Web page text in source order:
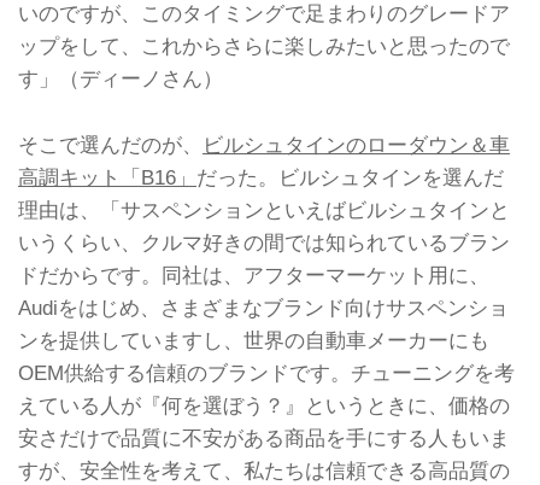
いのですが、このタイミングで足まわりのグレードア
ップをして、これからさらに楽しみたいと思ったので
す」（ディーノさん）
そこで選んだのが、
ビルシュタインのローダウン＆車
高調キット「B16」 だった。ビルシュタインを選んだ
理由は、「サスペンションといえばビルシュタインと
いうくらい、クルマ好きの間では知られているブラン
ドだからです。同社は、アフターマーケット用に、
Audiをはじめ、さまざまなブランド向けサスペンショ
ンを提供していますし、世界の自動車メーカーにも
OEM供給する信頼のブランドです。チューニングを考
えている人が『何を選ぼう？』というときに、価格の
安さだけで品質に不安がある商品を手にする人もいま
すが、安全性を考えて、私たちは信頼できる高品質の